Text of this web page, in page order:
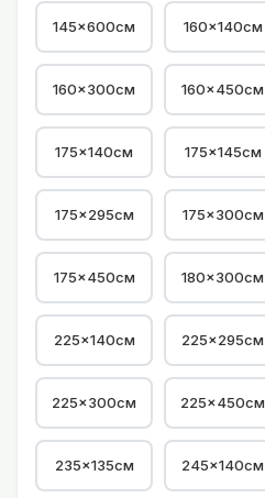
145×600см 160×140см
160×300см 160×450см
175×140см 175×145см
175×295см 175×300см
175×450см 180×300см
225×140см 225×295см
225×300см 225×450см
235×135см 245×140см